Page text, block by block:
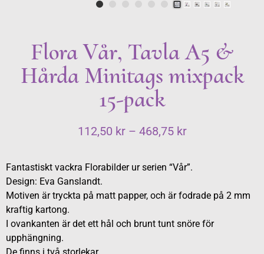
Flora Vår, Tavla A5 &
Hårda Minitags mixpack
15-pack
112,50 kr – 468,75 kr
Fantastiskt vackra Florabilder ur serien “Vår”.
Design: Eva Ganslandt.
Motiven är tryckta på matt papper, och är fodrade på 2 mm
kraftig kartong.
I ovankanten är det ett hål och brunt tunt snöre för
upphängning.
De finns i två storlekar.